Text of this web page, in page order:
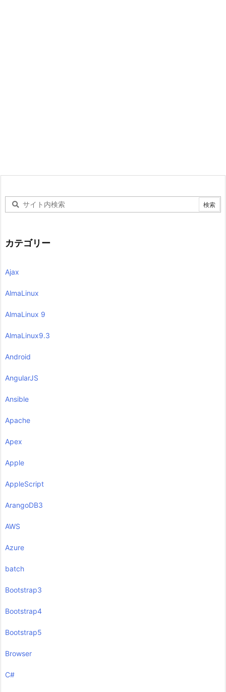
カテゴリー
Ajax
AlmaLinux
AlmaLinux 9
AlmaLinux9.3
Android
AngularJS
Ansible
Apache
Apex
Apple
AppleScript
ArangoDB3
AWS
Azure
batch
Bootstrap3
Bootstrap4
Bootstrap5
Browser
C#